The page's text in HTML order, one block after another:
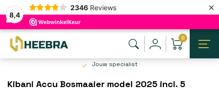
8,4
2346 Reviews ×
0
Jouw specialist
Kibani Accu Bosmaaier model 2025 incl. 5